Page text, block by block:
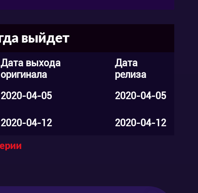
неудач озорной лисёнок?
ответов вы можете получить,
влиться в наше уютное комьюнити,
канале. Приятного
выйдет
Дата выхода
оригинала
Дата
релиза
2020-04-05 2020-04-05
2020-04-12 2020-04-12